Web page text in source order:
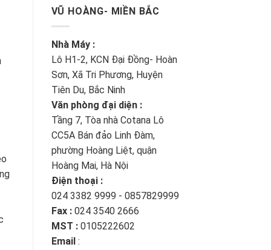
VŨ HOÀNG- MIỀN BẮC
Nhà Máy :
Lô H1-2, KCN Đại Đồng- Hoàn
Sơn, Xã Tri Phương, Huyện
Tiên Du, Bắc Ninh
Văn phòng đại diện :
Tầng 7, Tòa nhà Cotana Lô
CC5A Bán đảo Linh Đàm,
phường Hoàng Liệt, quận
Hoàng Mai, Hà Nội
Điện thoại :
024 3382 9999 - 0857829999
Fax : 024 3540 2666
MST : 0105222602
Email :